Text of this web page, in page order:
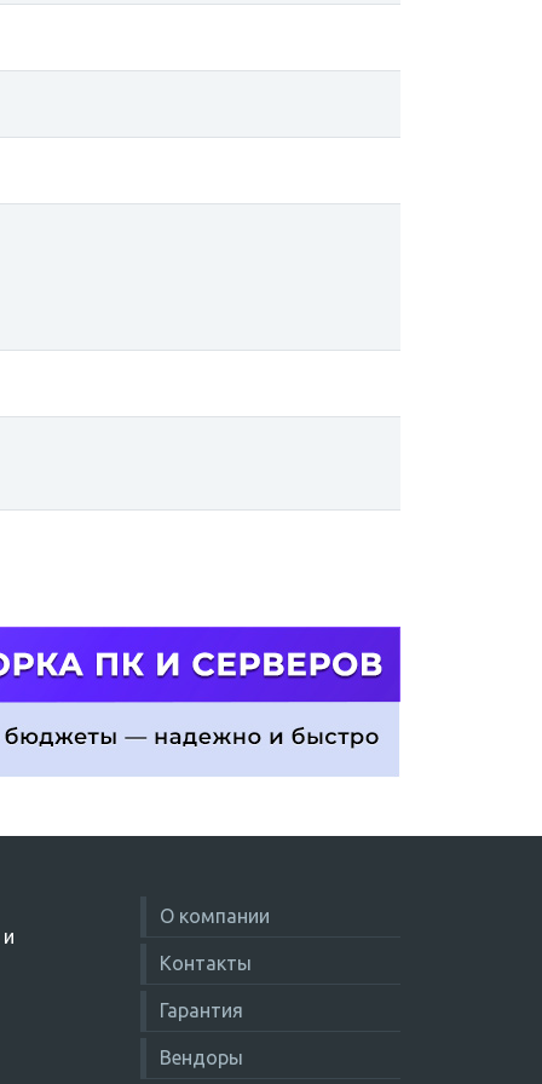
О компании
Контакты
Гарантия
Вендоры